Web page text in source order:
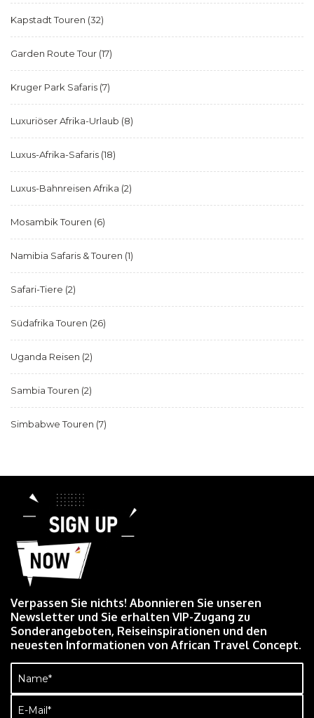
Kapstadt Touren (32)
Garden Route Tour (17)
Kruger Park Safaris (7)
Luxuriöser Afrika-Urlaub (8)
Luxus-Afrika-Safaris (18)
Luxus-Bahnreisen Afrika (2)
Mosambik Touren (6)
Namibia Safaris & Touren (1)
Safari-Tiere (2)
Südafrika Touren (26)
Uganda Reisen (2)
Sambia Touren (2)
Simbabwe Touren (7)
Verpassen Sie nichts! Abonnieren Sie unseren
Newsletter und Sie erhalten VIP-Zugang zu
Sonderangeboten, Reiseinspirationen und den
neuesten Informationen von African Travel Concept.
Name
(erforderlich)
E-